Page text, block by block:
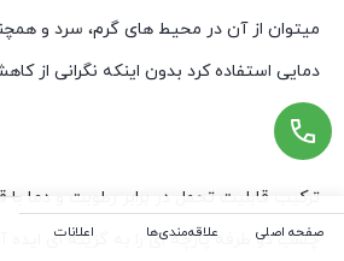
میتوان از آن در محیط های گرم، سرد و
دمایی استفاده کرد بدون اینکه نگرانی از
باشد.
ترکیب قابلیت تحمل در برابر رطوبت و دما
چسب دو طرفه پارچه ای را به گزینه ای ایده
صفحه اصلی علاقه‌مندی‌ها
اعلانات